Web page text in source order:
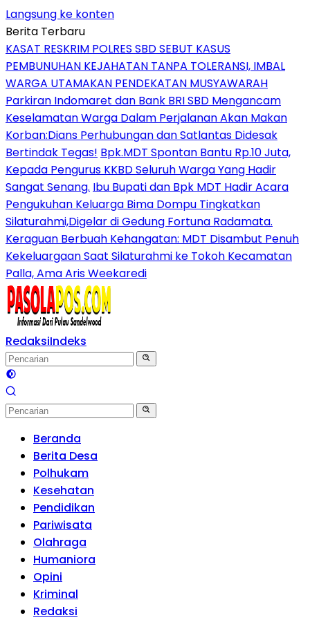
Langsung ke konten
Berita Terbaru
KASAT RESKRIM POLRES SBD SEBUT KASUS
PEMBUNUHAN KEJAHATAN TANPA TOLERANSI, IMBAL
WARGA UTAMAKAN PENDEKATAN MUSYAWARAH
Parkiran Indomaret dan Bank BRI SBD Mengancam
Keselamatan Warga Dalam Perjalanan Akan Makan
Korban:Dians Perhubungan dan Satlantas Didesak
Bertindak Tegas! Bpk.MDT Spontan Bantu Rp.10 Juta,
Kepada Pengurus KKBD Seluruh Warga Yang Hadir
Sangat Senang. Ibu Bupati dan Bpk MDT Hadir Acara
Pengukuhan Keluarga Bima Dompu Tingkatkan
Silaturahmi,Digelar di Gedung Fortuna Radamata.
Keraguan Berbuah Kehangatan: MDT Disambut Penuh
Kekeluargaan Saat Silaturahmi ke Tokoh Kecamatan
Palla, Ama Aris Weekaredi
RedaksiIndeks
Beranda
Berita Desa
Polhukam
Kesehatan
Pendidikan
Pariwisata
Olahraga
Humaniora
Opini
Kriminal
Redaksi